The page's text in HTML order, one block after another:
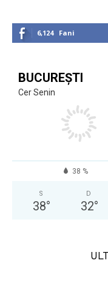
6,124 Fani
BUCUREȘTI
Cer Senin
38 %
S
38°
D
32°